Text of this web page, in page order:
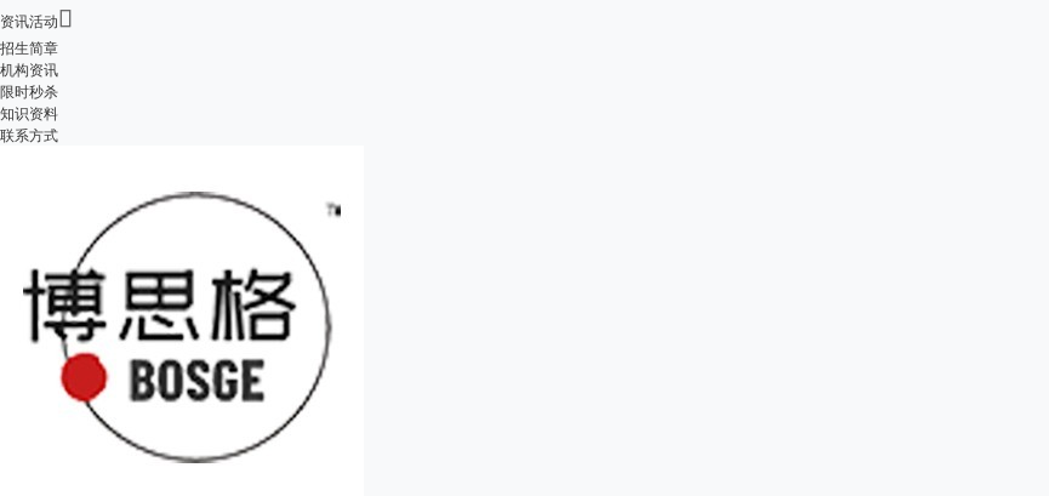
资讯活动
招生简章
机构资讯
限时秒杀
知识资料
联系方式